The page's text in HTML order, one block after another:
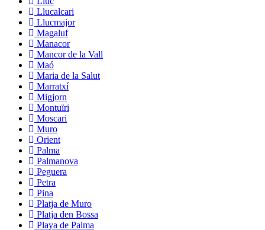
Llucalcari
Llucmajor
Magaluf
Manacor
Mancor de la Vall
Maó
Maria de la Salut
Marratxí
Migjorn
Montuïri
Moscari
Muro
Orient
Palma
Palmanova
Peguera
Petra
Pina
Platja de Muro
Platja den Bossa
Playa de Palma